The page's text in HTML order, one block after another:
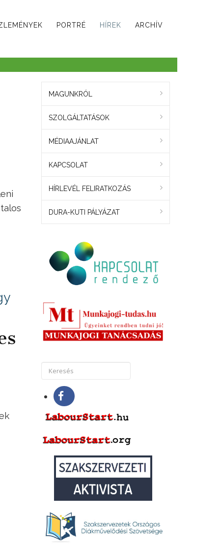
PORTRÉ HÍREK ARCHÍV
MAGUNKRÓL
SZOLGÁLTATÁSOK
MÉDIAAJÁNLAT
KAPCSOLAT
HÍRLEVÉL FELIRATKOZÁS
DURA-KUTI PÁLYÁZAT